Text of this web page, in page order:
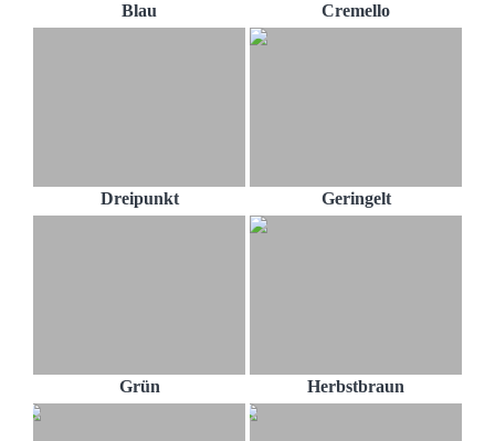
Blau Cremello
Dreipunkt Geringelt
Grün Herbstbraun